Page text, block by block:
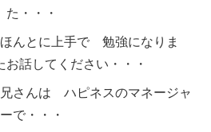
た・・・
んとに上手で 勉強になりま
話してください・・・
さんは ハピネスのマネージャ
ーで・・・